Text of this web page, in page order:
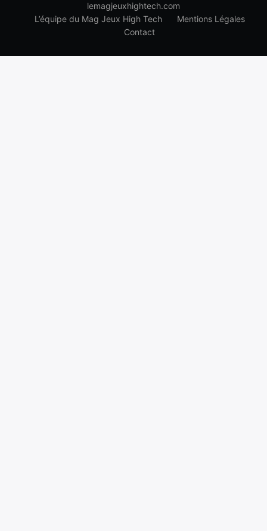
lemagjeuxhightech.com
L’équipe du Mag Jeux High Tech
Mentions Légales
Contact